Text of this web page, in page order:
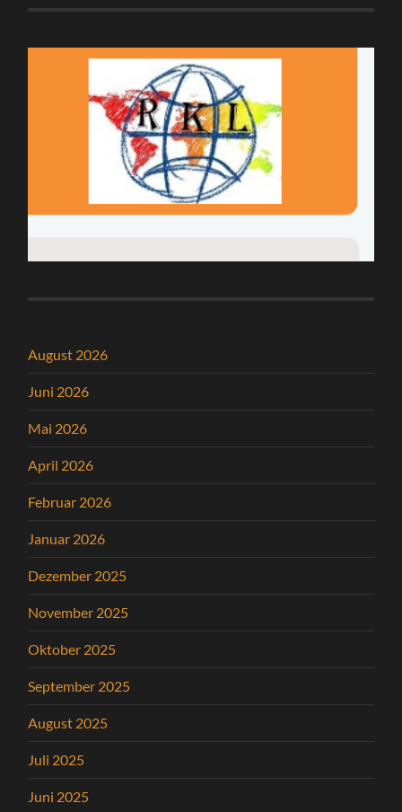
August 2026
Juni 2026
Mai 2026
April 2026
Februar 2026
Januar 2026
Dezember 2025
November 2025
Oktober 2025
September 2025
August 2025
Juli 2025
Juni 2025